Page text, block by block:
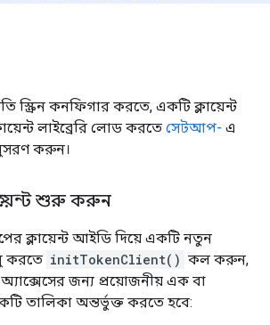
স্ক্রিন কনফিগার করতে, একটি ক্লায়েন্ট
লাইব্রেরি লোড করতে সেটআপ- এ
করুন।
শুরু করুন
ক্লায়েন্ট আইডি দিয়ে একটি নতুন
করতে initTokenClient() কল করুন,
জন্য প্রয়োজনীয় এক বা
তালিকা অন্তর্ভুক্ত করতে হবে: